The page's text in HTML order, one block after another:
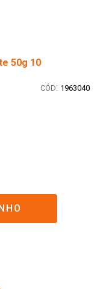
50g 10
: 1963040